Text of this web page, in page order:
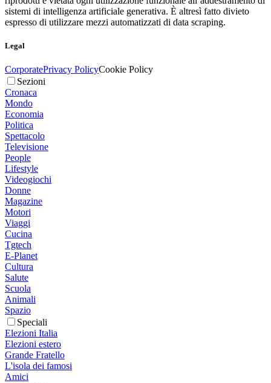
sistemi di intelligenza artificiale generativa. È altresì fatto divieto
espresso di utilizzare mezzi automatizzati di data scraping.
Legal
CorporatePrivacy PolicyCookie Policy
Sezioni
Cronaca
Mondo
Economia
Politica
Spettacolo
Televisione
People
Lifestyle
Videogiochi
Donne
Magazine
Motori
Viaggi
Cucina
Tgtech
E-Planet
Cultura
Salute
Scuola
Animali
Spazio
Speciali
Elezioni Italia
Elezioni estero
Grande Fratello
L'isola dei famosi
Amici